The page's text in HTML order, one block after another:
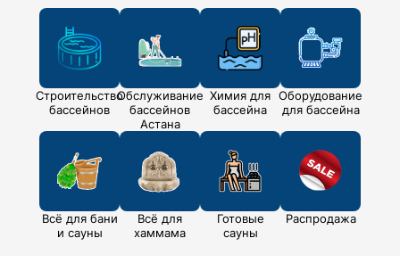
Строительство
бассейнов
Обслуживание
бассейнов
Астана
Химия для
бассейна
Оборудование
для бассейна
Всё для бани
и сауны
Всё для
хаммама
Готовые
сауны
Распродажа